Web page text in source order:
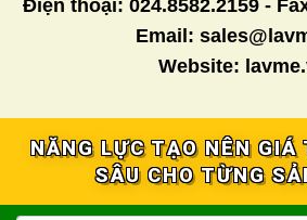
Điện thoại: 024.8582.2159 -
Email:
Website:
NĂNG LỰC TẠO NÊN GIÁ
SÂU CHO TỪNG